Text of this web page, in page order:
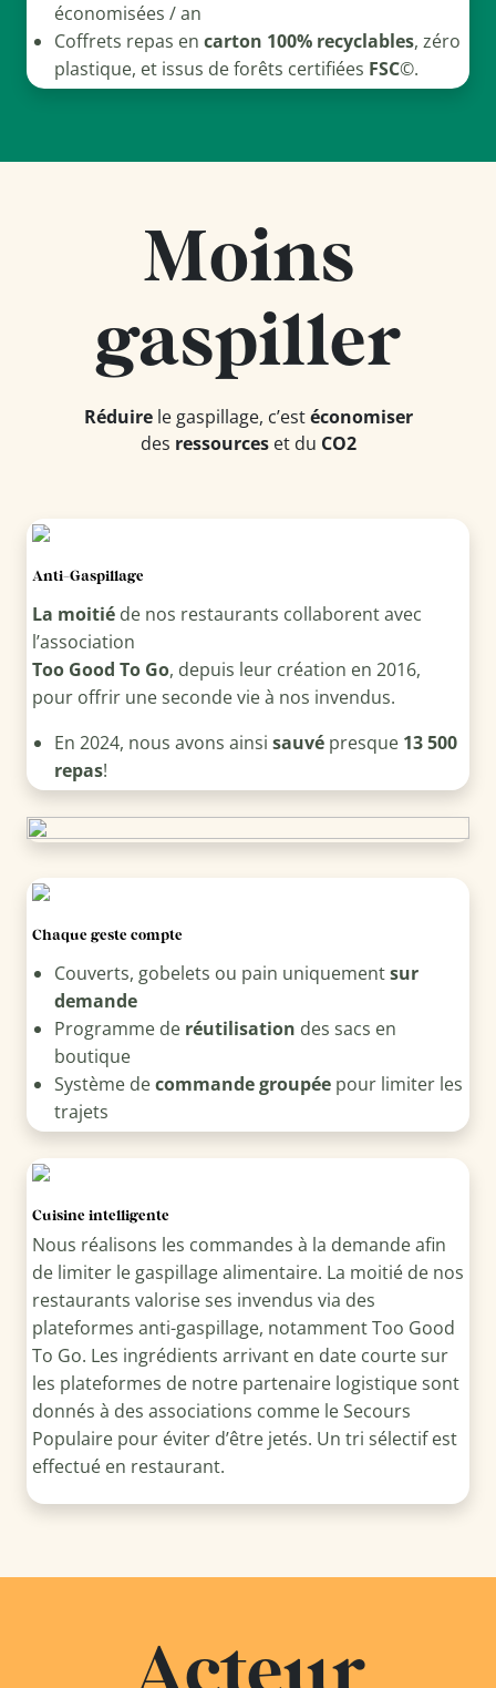
économisées / an
Coffrets repas en carton 100% recyclables, zéro
plastique, et issus de forêts certifiées FSC©.
Moins
gaspiller
Réduirele gaspillage, c’estéconomiser
des ressourceset du CO2
Anti-Gaspillage
La moitiéde nos restaurants collaborent avec
l’association
Too Good To Go, depuis leur création en 2016,
pour offrir une seconde vie à nos invendus.
En 2024, nous avons ainsi sauvépresque 13 500
repas!
Chaque geste compte
Couverts, gobelets ou pain uniquementsur
demande
Programme de réutilisation des sacs en
boutique
Système decommande groupéepour limiter les
trajets
Cuisine intelligente
Nous réalisons les commandes à la demande afin
de limiter le gaspillage alimentaire. La moitié de nos
restaurants valorise ses invendus via des
plateformes anti-gaspillage, notamment Too Good
To Go. Les ingrédients arrivant en date courte sur
les plateformes de notre partenaire logistique sont
donnés à des associations comme le Secours
Populaire pour éviter d’être jetés. Un tri sélectif est
effectué en restaurant.